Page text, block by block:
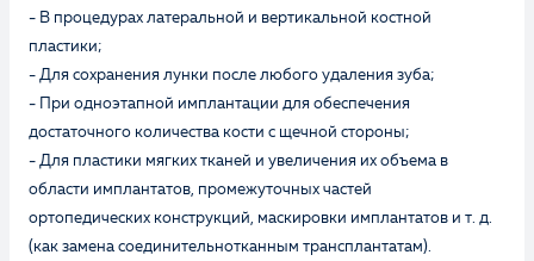
- В процедурах латеральной и вертикальной костной
пластики;
- Для сохранения лунки после любого удаления зуба;
- При одноэтапной имплантации для обеспечения
достаточного количества кости с щечной стороны;
- Для пластики мягких тканей и увеличения их объема в
области имплантатов, промежуточных частей
ортопедических конструкций, маскировки имплантатов и т. д.
(как замена соединительнотканным трансплантатам).